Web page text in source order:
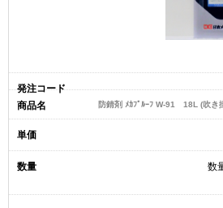
防錆剤 ﾒｶﾌﾟﾙｰﾌ W-91 18L (吹き
数